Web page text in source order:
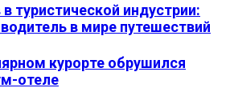
туристической индустрии:
в мире путешествий
курорте обрушился
отеле